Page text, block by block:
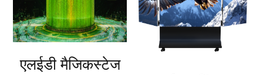
एलईडी मैजिकस्टेज